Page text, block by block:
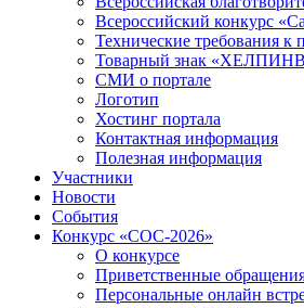
Всероссийский конкурс
Технические требования к
Товарный знак
СМИ о портале
Логотип
Хостинг портала
Контактная информация
Полезная информация
Участники
Новости
События
Конкурс «СОС-2026»
О конкурсе
Приветственные
Персональные онлайн